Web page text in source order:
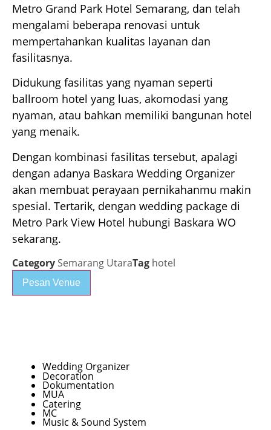
Metro Grand Park Hotel Semarang, dan telah
mengalami beberapa renovasi untuk
mempertahankan kualitas layanan dan
fasilitasnya.
Didukung fasilitas yang nyaman seperti
ballroom hotel yang luas, akomodasi yang
nyaman, atau bahkan memiliki bangunan hotel
yang menaik.
Dengan kombinasi fasilitas tersebut, apalagi
dengan adanya Baskara Wedding Organizer
akan membuat perayaan pernikahanmu makin
spesial. Tertarik, dengan wedding package di
Metro Park View Hotel hubungi Baskara WO
sekarang.
Category Semarang UtaraTag hotel
Pesan Venue
Wedding Organizer
Decoration
Dokumentation
MUA
Catering
MC
Music & Sound System